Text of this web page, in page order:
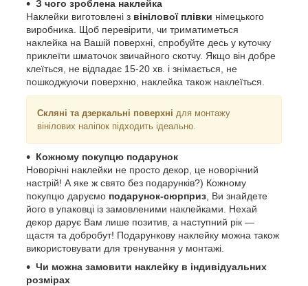
З чого зроблена наклейка
Наклейки виготовлені з вінілової плівки німецького
виробника. Щоб перевірити, чи триматиметься
наклейка на Вашій поверхні, спробуйте десь у куточку
приклеїти шматочок звичайного скотчу. Якщо він добре
клеїться, не відпадає 15-20 хв. і знімається, не
пошкоджуючи поверхню, наклейка також наклеїться.
Скляні та дзеркальні поверхні для монтажу
вінілових наліпок підходить ідеально.
Кожному покупцю подарунок
Новорічні наклейки не просто декор, це новорічний
настрій! А яке ж свято без подарунків?) Кожному
покупцю даруємо подарунок-сюрприз , Ви знайдете
його в упаковці із замовленими наклейками. Нехай
декор дарує Вам лише позитив, а наступний рік ―
щастя та добробут! Подарункову наклейку можна також
використовувати для тренування у монтажі.
Чи можна замовити наклейку в індивідуальних
розмірах